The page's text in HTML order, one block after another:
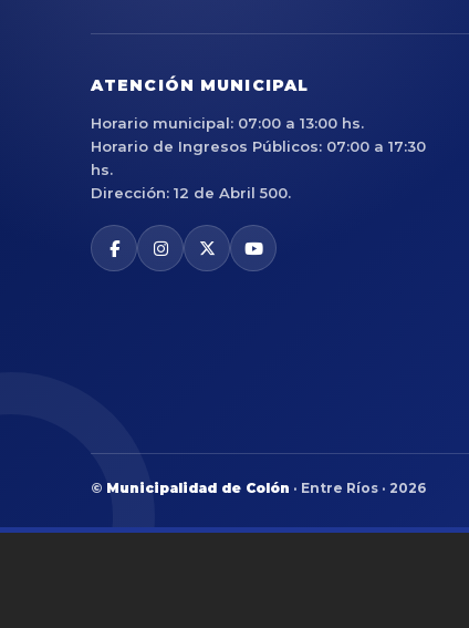
ATENCIÓN MUNICIPAL
Horario municipal: 07:00 a 13:00 hs.
Horario de Ingresos Públicos: 07:00 a 17:30
hs.
Dirección: 12 de Abril 500.
© Municipalidad de Colón · Entre Ríos · 2026